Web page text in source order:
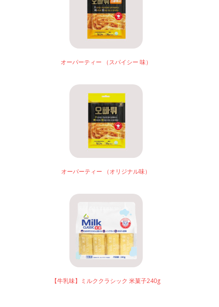
オーパーティー （スパイシー 味）
オーパーティー （オリジナル味）
【牛乳味】ミルククラシック 米菓子240g